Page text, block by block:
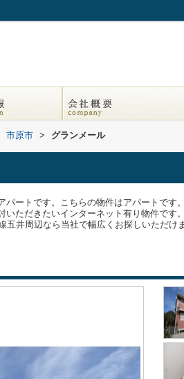
市原市 > グランメール
ートです。こちらの物件はアパートで
ただきたいインターネット有り物件で
井周辺なら当社で幅広くお探しいただけま